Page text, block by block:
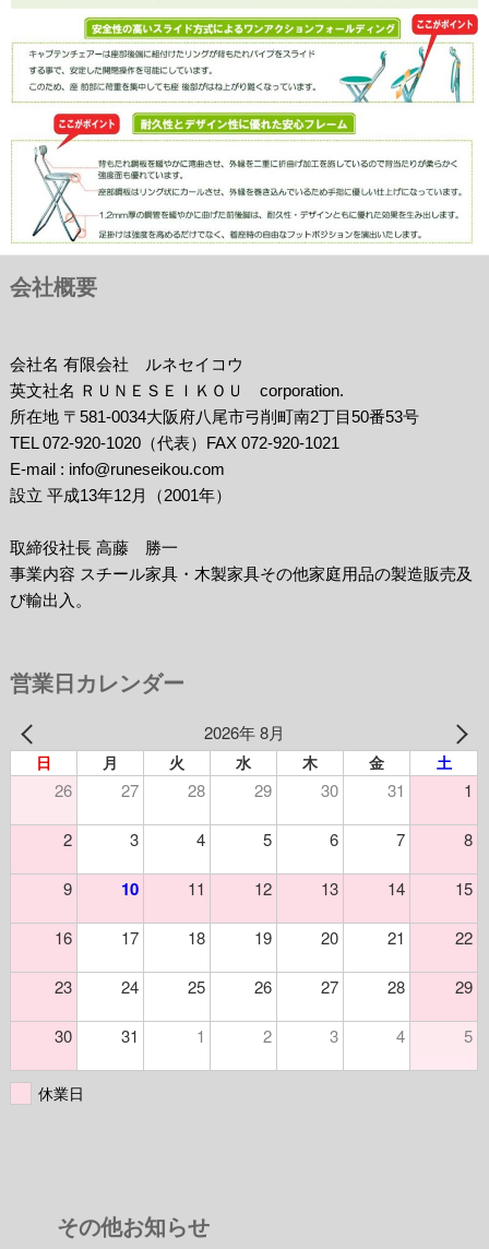
会社概要
会社名 有限会社 ルネセイコウ
英文社名 ＲＵＮＥＳＥＩＫＯＵ corporation.
所在地 〒581-0034大阪府八尾市弓削町南2丁目50番53号
TEL 072-920-1020（代表）FAX 072-920-1021
E-mail : info@runeseikou.com
設立 平成13年12月（2001年）
取締役社長 高藤 勝一
事業内容 スチール家具・木製家具その他家庭用品の製造販売及
び輸出入。
営業日カレンダー
2026年 8月
日 月 火 水 木 金 土
26 27 28 29 30 31 1
2 3 4 5 6 7 8
9 10 11 12 13 14 15
16 17 18 19 20 21 22
23 24 25 26 27 28 29
30 31 1 2 3 4 5
休業日
その他お知らせ